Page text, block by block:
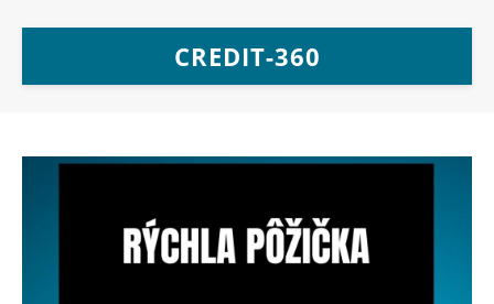
CREDIT-360